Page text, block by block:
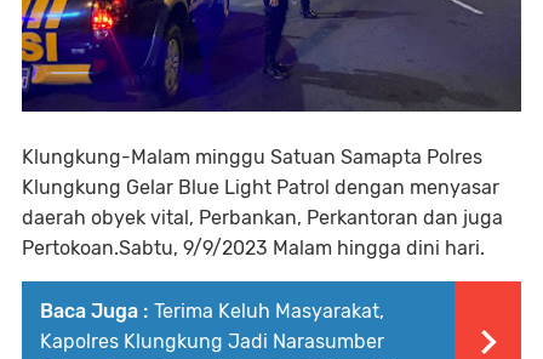
Klungkung-Malam minggu Satuan Samapta Polres
Klungkung Gelar Blue Light Patrol dengan menyasar
daerah obyek vital, Perbankan, Perkantoran dan juga
Pertokoan.Sabtu, 9/9/2023 Malam hingga dini hari.
Baca Juga : Terima Keluh Masyarakat,
Kapolres Klungkung Jadi Narasumber